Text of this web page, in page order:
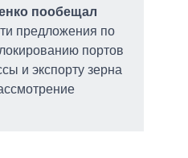
пообещал
предложения по
портов
и экспорту зерна